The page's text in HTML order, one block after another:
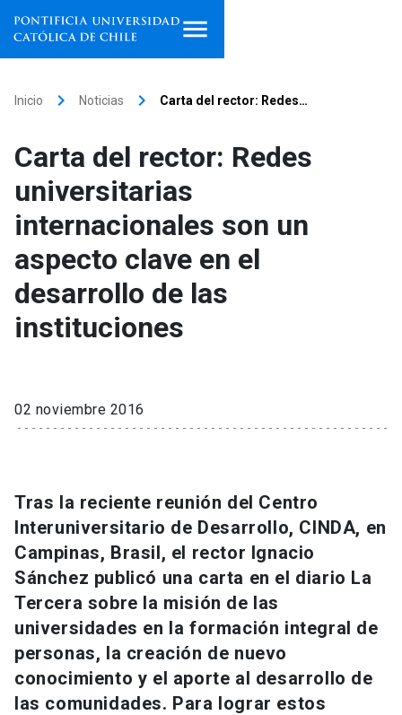
Facultades, escuelas e
institutos
Investigación
Internacionalización
Extensión
Universidad
Futuros estudiantes
Estudiantes
Académicos
Personal
Alumni launch
Go to english site launch
ACCESOS DIRECTOS
Admisión launch
Mi Cuenta UC launch
launch
Mi Portal UC launch
Inicio keyboard_arrow_right Noticias keyboard_arrow_right Carta del rector: Redes…
Carta del rector: Redes
universitarias
internacionales son un
aspecto clave en el
desarrollo de las
instituciones
02 noviembre 2016
Tras la reciente reunión del Centro
Interuniversitario de Desarrollo, CINDA, en
Campinas, Brasil, el rector Ignacio
Sánchez publicó una carta en el diario La
Tercera sobre la misión de las
universidades en la formación integral de
personas, la creación de nuevo
conocimiento y el aporte al desarrollo de
las comunidades. Para lograr estos